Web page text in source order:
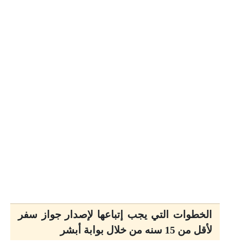
الخطوات التي يجب إتباعها لإصدار جواز سفر
لأقل من 15 سنه من خلال بوابة أبشر